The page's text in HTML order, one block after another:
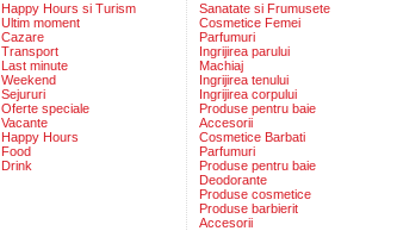
Happy Hours si Turism
Ultim moment
Cazare
Transport
Last minute
Weekend
Sejururi
Oferte speciale
Vacante
Happy Hours
Food
Drink
Sanatate si Frumusete
Cosmetice Femei
Parfumuri
Ingrijirea parului
Machiaj
Ingrijirea tenului
Ingrijirea corpului
Produse pentru baie
Accesorii
Cosmetice Barbati
Parfumuri
Produse pentru baie
Deodorante
Produse cosmetice
Produse barbierit
Accesorii